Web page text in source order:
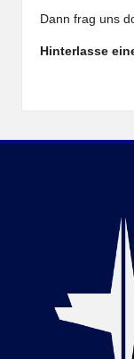
Dann frag uns
Hinterlasse